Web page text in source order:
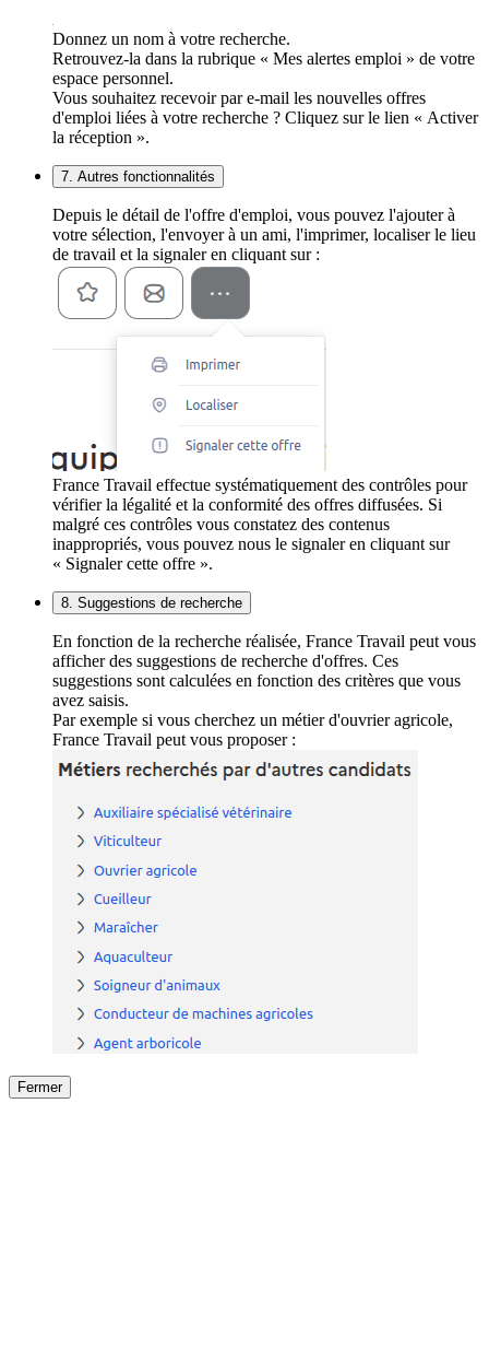
Donnez un nom à votre recherche.
Retrouvez-la dans la rubrique « Mes alertes emploi » de votre
espace personnel.
Vous souhaitez recevoir par e-mail les nouvelles offres
d'emploi liées à votre recherche ? Cliquez sur le lien « Activer
la réception ».
7. Autres fonctionnalités
Depuis le détail de l'offre d'emploi, vous pouvez l'ajouter à
votre sélection, l'envoyer à un ami, l'imprimer, localiser le lieu
de travail et la signaler en cliquant sur :
France Travail effectue systématiquement des contrôles pour
vérifier la légalité et la conformité des offres diffusées. Si
malgré ces contrôles vous constatez des contenus
inappropriés, vous pouvez nous le signaler en cliquant sur
« Signaler cette offre ».
8. Suggestions de recherche
En fonction de la recherche réalisée, France Travail peut vous
afficher des suggestions de recherche d'offres. Ces
suggestions sont calculées en fonction des critères que vous
avez saisis.
Par exemple si vous cherchez un métier d'ouvrier agricole,
France Travail peut vous proposer :
Fermer